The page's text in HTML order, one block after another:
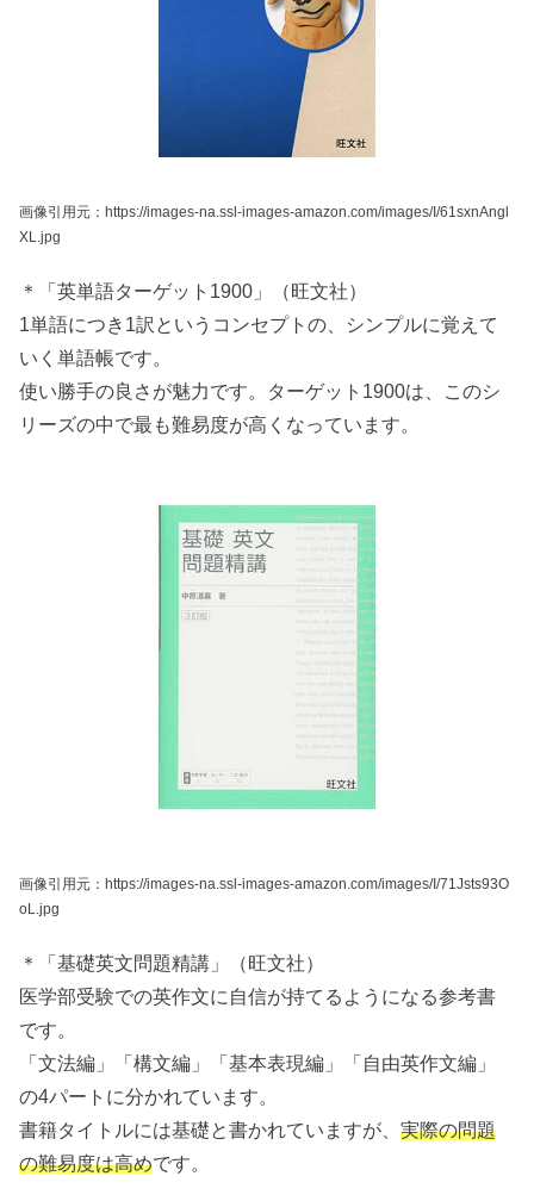
画像引用元：https://images-na.ssl-images-amazon.com/images/I/61sxnAngl
XL.jpg
＊「英単語ターゲット1900」（旺文社）
1単語につき1訳というコンセプトの、シンプルに覚えて
いく単語帳です。
使い勝手の良さが魅力です。ターゲット1900は、このシ
リーズの中で最も難易度が高くなっています。
画像引用元：https://images-na.ssl-images-amazon.com/images/I/71Jsts93O
oL.jpg
＊「基礎英文問題精講」（旺文社）
医学部受験での英作文に自信が持てるようになる参考書
です。
「文法編」「構文編」「基本表現編」「自由英作文編」
の4パートに分かれています。
書籍タイトルには基礎と書かれていますが、実際の問題
の難易度は高めです。